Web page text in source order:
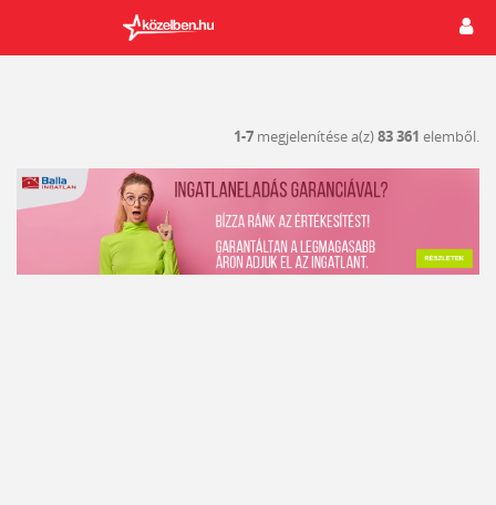
1-7 megjelenítése a(z)83 361 elemből.